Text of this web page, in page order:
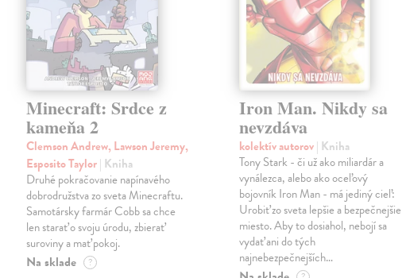
Minecraft: Srdce z
kameňa 2
Clemson Andrew, Lawson Jeremy,
Esposito Taylor| Kniha
Druhé pokračovanie napínavého
dobrodružstva zo sveta Minecraftu.
Samotársky farmár Cobb sa chce
len starať o svoju úrodu, zbierať
suroviny a mať pokoj.
Na sklade ?
Iron Man. Nikdy sa
nevzdáva
kolektív autorov| Kniha
Tony Stark - či už ako miliardár a
vynálezca, alebo ako oceľový
bojovník Iron Man - má jediný cieľ:
Urobiť zo sveta lepšie a bezpečnejšie
miesto. Aby to dosiahol, nebojí sa
vydať ani do tých
najnebezpečnejších…